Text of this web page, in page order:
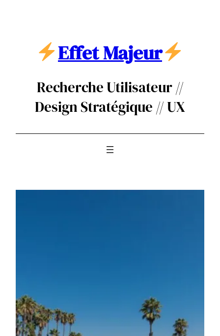
Effet Majeur
Recherche Utilisateur //
Design Stratégique // UX